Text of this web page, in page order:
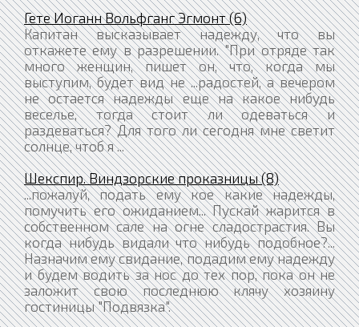
Гете Иоганн Вольфганг Эгмонт (6)
Капитан высказывает надежду, что вы
откажете ему в разрешении. "При отряде так
много женщин, пишет он, что, когда мы
выступим, будет вид не ...радостей, а вечером
не остается надежды еще на какое нибудь
веселье, тогда стоит ли одеваться и
раздеваться? Для того ли сегодня мне светит
солнце, чтоб я ...
Шекспир. Виндзорские проказницы (8)
...пожалуй, подать ему кое какие надежды,
помучить его ожиданием... Пускай жарится в
собственном сале на огне сладострастия. Вы
когда нибудь видали что нибудь подобное?...
Назначим ему свидание, подадим ему надежду
и будем водить за нос до тех пор, пока он не
заложит свою последнюю клячу хозяину
гостиницы "Подвязка".